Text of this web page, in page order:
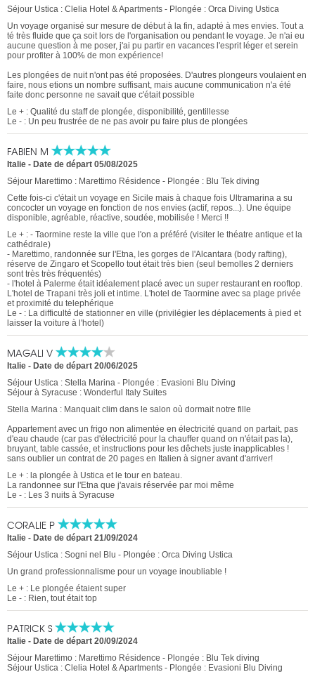
Séjour Ustica : Clelia Hotel & Apartments - Plongée : Orca Diving Ustica
Un voyage organisé sur mesure de début à la fin, adapté à mes envies. Tout a
té très fluide que ça soit lors de l'organisation ou pendant le voyage. Je n'ai eu
aucune question à me poser, j'ai pu partir en vacances l'esprit léger et serein
pour profiter à 100% de mon expérience!
Les plongées de nuit n'ont pas été proposées. D'autres plongeurs voulaient en
faire, nous etions un nombre suffisant, mais aucune communication n'a été
faite donc personne ne savait que c'était possible
Le + : Qualité du staff de plongée, disponibilité, gentillesse
Le - : Un peu frustrée de ne pas avoir pu faire plus de plongées
FABIEN M
Italie - Date de départ 05/08/2025
Séjour Marettimo : Marettimo Résidence - Plongée : Blu Tek diving
Cette fois-ci c'était un voyage en Sicile mais à chaque fois Ultramarina a su
concocter un voyage en fonction de nos envies (actif, repos...). Une équipe
disponible, agréable, réactive, soudée, mobilisée ! Merci !!
Le + : - Taormine reste la ville que l'on a préféré (visiter le théatre antique et la
cathédrale)
- Marettimo, randonnée sur l'Etna, les gorges de l'Alcantara (body rafting),
réserve de Zingaro et Scopello tout était très bien (seul bemolles 2 derniers
sont très très fréquentés)
- l'hotel à Palerme était idéalement placé avec un super restaurant en rooftop.
L'hotel de Trapani très joli et intime. L'hotel de Taormine avec sa plage privée
et proximité du telephérique
Le - : La difficulté de stationner en ville (privilégier les déplacements à pied et
laisser la voiture à l'hotel)
MAGALI V
Italie - Date de départ 20/06/2025
Séjour Ustica : Stella Marina - Plongée : Evasioni Blu Diving
Séjour à Syracuse : Wonderful Italy Suites
Stella Marina : Manquait clim dans le salon où dormait notre fille
Appartement avec un frigo non alimentée en électricité quand on partait, pas
d'eau chaude (car pas d'électricité pour la chauffer quand on n'était pas la),
bruyant, table cassée, et instructions pour les dêchets juste inapplicables !
sans oublier un contrat de 20 pages en Italien à signer avant d'arriver!
Le + : la plongée à Ustica et le tour en bateau.
La randonnee sur l'Etna que j'avais réservée par moi même
Le - : Les 3 nuits à Syracuse
CORALIE P
Italie - Date de départ 21/09/2024
Séjour Ustica : Sogni nel Blu - Plongée : Orca Diving Ustica
Un grand professionnalisme pour un voyage inoubliable !
Le + : Le plongée étaient super
Le - : Rien, tout était top
PATRICK S
Italie - Date de départ 20/09/2024
Séjour Marettimo : Marettimo Résidence - Plongée : Blu Tek diving
Séjour Ustica : Clelia Hotel & Apartments - Plongée : Evasioni Blu Diving